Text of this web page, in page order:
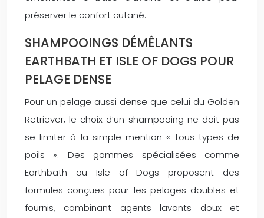
préserver le confort cutané.
SHAMPOOINGS DÉMÊLANTS
EARTHBATH ET ISLE OF DOGS POUR
PELAGE DENSE
Pour un pelage aussi dense que celui du Golden
Retriever, le choix d’un shampooing ne doit pas
se limiter à la simple mention « tous types de
poils ». Des gammes spécialisées comme
Earthbath ou Isle of Dogs proposent des
formules conçues pour les pelages doubles et
fournis, combinant agents lavants doux et